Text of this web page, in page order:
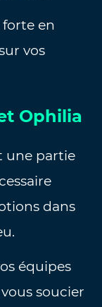
en
vos
Ophilia
une partie
dans
équipes
soucier